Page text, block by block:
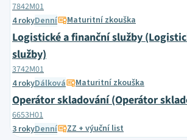
7842M01
4 rokyDenní Maturitní zkouška
Logistické a finanční služby
služby)
3742M01
4 rokyDálková Maturitní zkouška
Operátor skladování (Operátor
6653H01
3 rokyDenní ZZ + výuční list